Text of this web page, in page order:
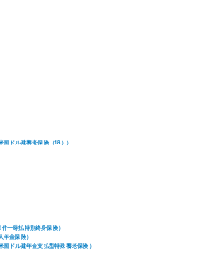
ドル建養老保険（18））
一時払特別終身保険）
金保険）
ドル建年金支払型特殊養老保険）